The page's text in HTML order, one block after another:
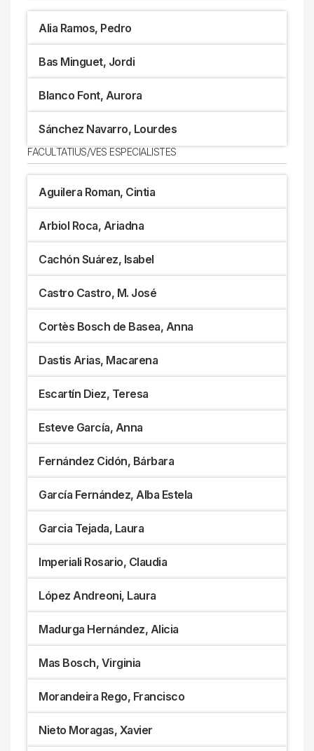
Alia Ramos, Pedro
Bas Minguet, Jordi
Blanco Font, Aurora
Sánchez Navarro, Lourdes
FACULTATIUS/VES ESPECIALISTES
Aguilera Roman, Cintia
Arbiol Roca, Ariadna
Cachón Suárez, Isabel
Castro Castro, M. José
Cortès Bosch de Basea, Anna
Dastis Arias, Macarena
Escartín Diez, Teresa
Esteve García, Anna
Fernández Cidón, Bárbara
García Fernández, Alba Estela
Garcia Tejada, Laura
Imperiali Rosario, Claudia
López Andreoni, Laura
Madurga Hernández, Alicia
Mas Bosch, Virginia
Morandeira Rego, Francisco
Nieto Moragas, Xavier